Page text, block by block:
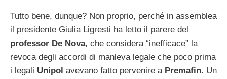
Tutto bene, dunque? Non proprio, perché in assemblea
il presidente Giulia Ligresti ha letto il parere del
professor De Nova, che considera “inefficace” la
revoca degli accordi di manleva legale che poco prima
i legali Unipol avevano fatto pervenire a Premafin. Un